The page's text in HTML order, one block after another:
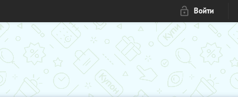
Войти